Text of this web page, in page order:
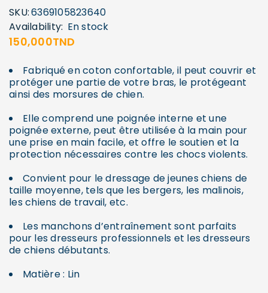
SKU:6369105823640
Availability: En stock
150,000TND
Fabriqué en coton confortable, il peut couvrir et
protéger une partie de votre bras, le protégeant
ainsi des morsures de chien.
Elle comprend une poignée interne et une
poignée externe, peut être utilisée à la main pour
une prise en main facile, et offre le soutien et la
protection nécessaires contre les chocs violents.
Convient pour le dressage de jeunes chiens de
taille moyenne, tels que les bergers, les malinois,
les chiens de travail, etc.
Les manchons d’entraînement sont parfaits
pour les dresseurs professionnels et les dresseurs
de chiens débutants.
Matière : Lin